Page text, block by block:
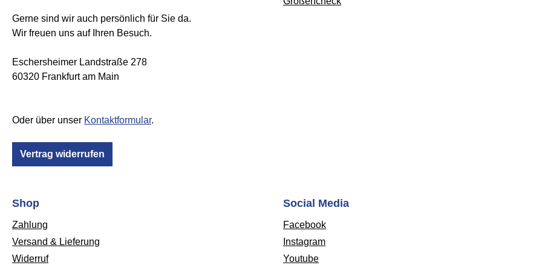
Gerne sind wir auch persönlich für Sie da.
Wir freuen uns auf Ihren Besuch.
Eschersheimer Landstraße 278
60320 Frankfurt am Main
Oder über unser Kontaktformular.
Vertrag widerrufen
Shop
Zahlung
Versand & Lieferung
Widerruf
Social Media
Facebook
Instagram
Youtube